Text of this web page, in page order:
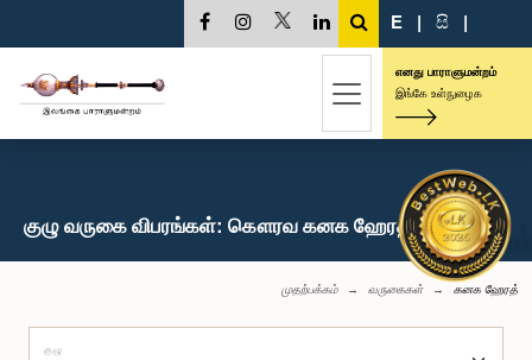
E | සි |
எனது பாராளுமன்றம்
இங்கே உள்நுழைக
குழு வருகை விபரங்கள்: கௌரவ கனக ஹேரத், பா.உ.
முதற்பக்கம் வருகைகள் கனக ஹேரத்
குழு